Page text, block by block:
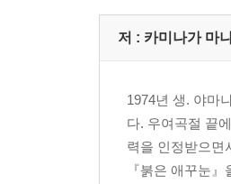
저 : 카미나가 마
1974년 생. 야마
다. 우여곡절 끝
력을 인정받으면
『붉은 애꾸눈』